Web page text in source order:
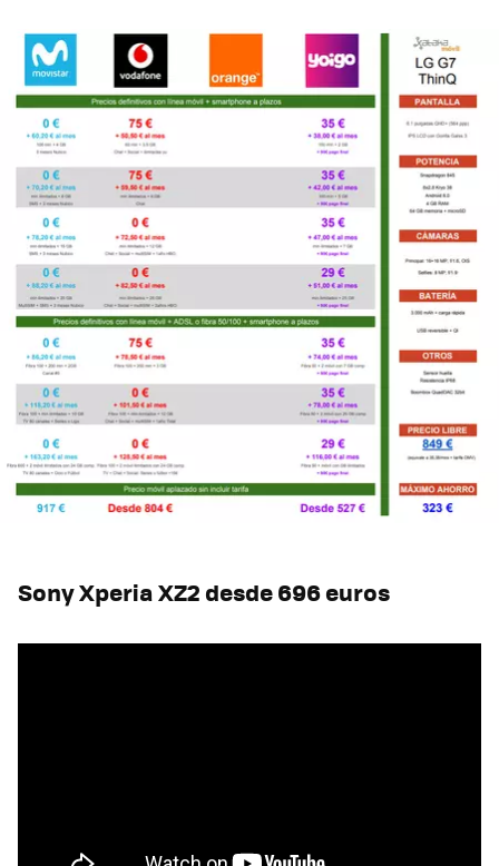
Sony Xperia XZ2 desde 696 euros